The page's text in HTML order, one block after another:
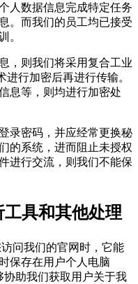
人数据信息完成特定任务
。而我们的员工均已接受
。
，则我们将采用复合工业
行加密后再进行传输。
息等，则均进行加密处
录密码，并应经常更换秘
的系统，进而阻止未授权
进行交流，则我们不能保
工具和其他处理
问我们的官网时，它能
保存在用户个人电脑
协助我们获取用户关于我